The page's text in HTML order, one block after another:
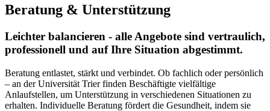
Beratung & Unterstützung
Leichter balancieren - alle Angebote sind vertraulich,
professionell und auf Ihre Situation abgestimmt.
Beratung entlastet, stärkt und verbindet. Ob fachlich oder persönlich
– an der Universität Trier finden Beschäftigte vielfältige
Anlaufstellen, um Unterstützung in verschiedenen Situationen zu
erhalten. Individuelle Beratung fördert die Gesundheit, indem sie